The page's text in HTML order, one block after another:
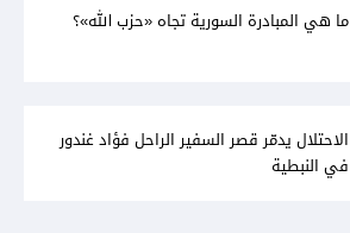
ما هي المبادرة السورية تجاه «حزب الله»؟
الاحتلال يدمّر قصر السفير الراحل فؤاد غندور
في النبطية